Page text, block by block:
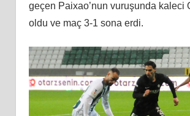
geçen Paixao’nun vuruşunda kaleci
oldu ve maç 3-1 sona erdi.